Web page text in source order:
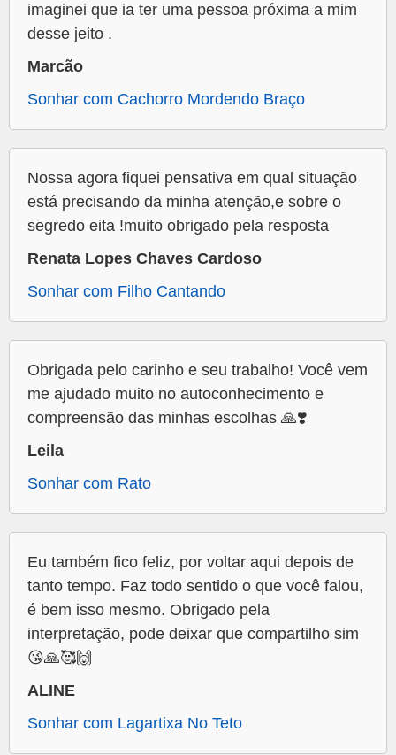
imaginei que ia ter uma pessoa próxima a mim
desse jeito .
Marcão
Sonhar com Cachorro Mordendo Braço
Nossa agora fiquei pensativa em qual situação
está precisando da minha atenção,e sobre o
segredo eita !muito obrigado pela resposta
Renata Lopes Chaves Cardoso
Sonhar com Filho Cantando
Obrigada pelo carinho e seu trabalho! Você vem
me ajudado muito no autoconhecimento e
compreensão das minhas escolhas 🙏❣️
Leila
Sonhar com Rato
Eu também fico feliz, por voltar aqui depois de
tanto tempo. Faz todo sentido o que você falou,
é bem isso mesmo. Obrigado pela
interpretação, pode deixar que compartilho sim
😘🙏🥰🙌
ALINE
Sonhar com Lagartixa No Teto